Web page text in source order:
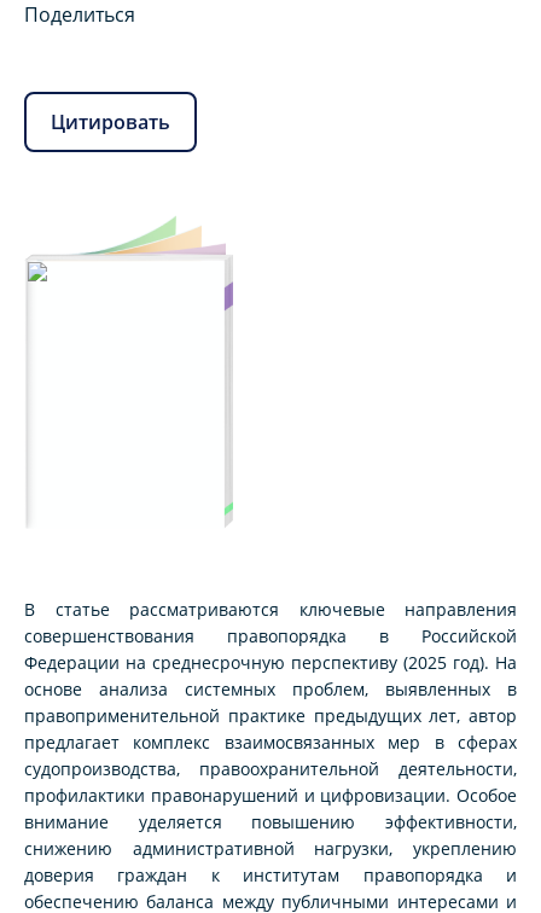
Поделиться
Цитировать
В статье рассматриваются ключевые направления
совершенствования правопорядка в Российской
Федерации на среднесрочную перспективу (2025 год). На
основе анализа системных проблем, выявленных в
правоприменительной практике предыдущих лет, автор
предлагает комплекс взаимосвязанных мер в сферах
судопроизводства, правоохранительной деятельности,
профилактики правонарушений и цифровизации. Особое
внимание уделяется повышению эффективности,
снижению административной нагрузки, укреплению
доверия граждан к институтам правопорядка и
обеспечению баланса между публичными интересами и